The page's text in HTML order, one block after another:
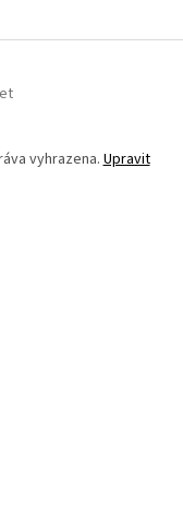
vyhrazena.Upravit